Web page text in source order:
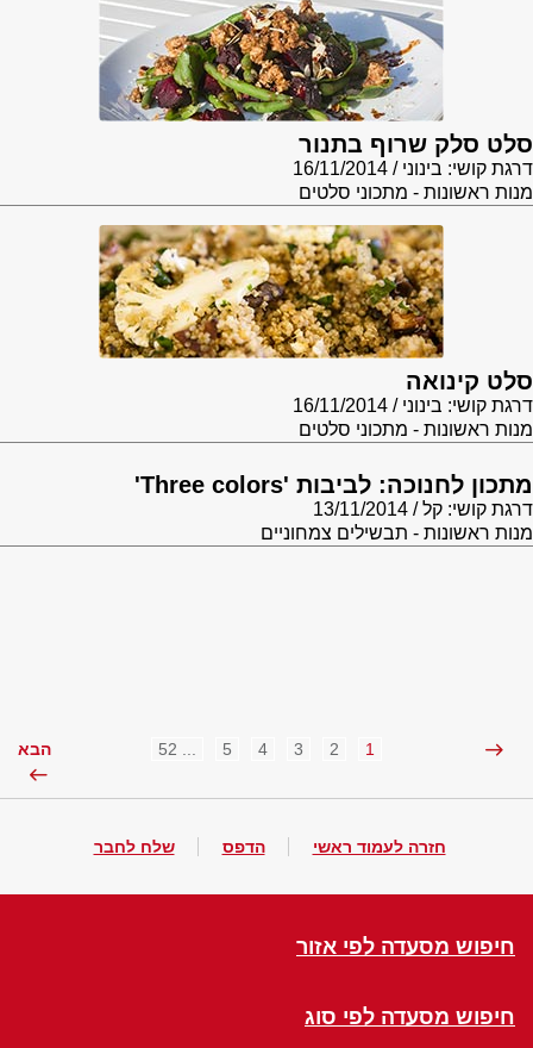
סלט סלק שרוף בתנור
דרגת קושי: בינוני
16/11/2014
מנות ראשונות - מתכוני סלטים
סלט קינואה
דרגת קושי: בינוני
16/11/2014
מנות ראשונות - מתכוני סלטים
מתכון לחנוכה: לביבות 'Three colors'
דרגת קושי: קל
13/11/2014
מנות ראשונות - תבשילים צמחוניים
1
2
3
4
5 הבא
חזרה לעמוד ראשי הדפס שלח לחבר
חיפוש מסעדה לפי אזור
חיפוש מסעדה לפי סוג